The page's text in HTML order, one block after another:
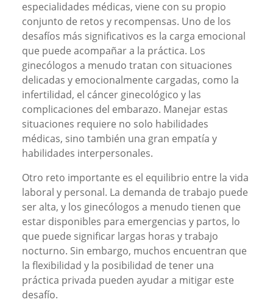
especialidades médicas, viene con su propio
conjunto de retos y recompensas. Uno de los
desafíos más significativos es la carga emocional
que puede acompañar a la práctica. Los
ginecólogos a menudo tratan con situaciones
delicadas y emocionalmente cargadas, como la
infertilidad, el cáncer ginecológico y las
complicaciones del embarazo. Manejar estas
situaciones requiere no solo habilidades
médicas, sino también una gran empatía y
habilidades interpersonales.
Otro reto importante es el equilibrio entre la vida
laboral y personal. La demanda de trabajo puede
ser alta, y los ginecólogos a menudo tienen que
estar disponibles para emergencias y partos, lo
que puede significar largas horas y trabajo
nocturno. Sin embargo, muchos encuentran que
la flexibilidad y la posibilidad de tener una
práctica privada pueden ayudar a mitigar este
desafío.